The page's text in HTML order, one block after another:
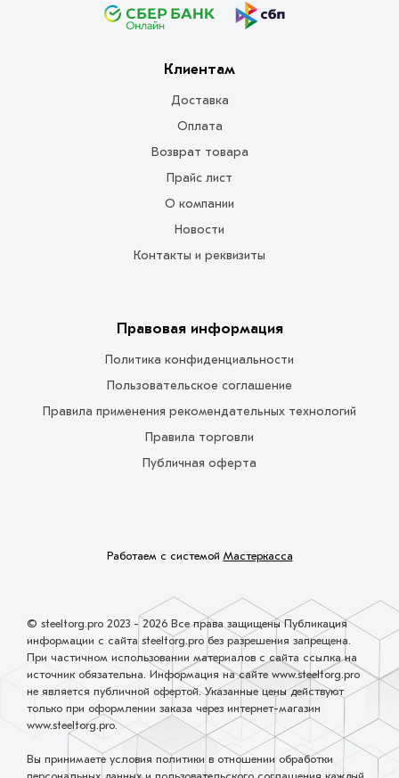
Клиентам
Доставка
Оплата
Возврат товара
Прайс лист
О компании
Новости
Контакты и реквизиты
Правовая информация
Политика конфиденциальности
Пользовательское соглашение
Правила применения рекомендательных технологий
Правила торговли
Публичная оферта
Работаем с системой Мастеркасса
© steeltorg.pro 2023 - 2026 Все права защищены Публикация
информации с сайта steeltorg.pro без разрешения запрещена.
При частичном использовании материалов с сайта ссылка на
источник обязательна. Информация на сайте www.steeltorg.pro
не является публичной офертой. Указанные цены действуют
только при оформлении заказа через интернет-магазин
www.steeltorg.pro.
Вы принимаете условия политики в отношении обработки